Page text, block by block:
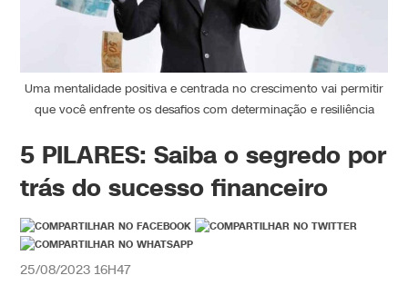
Uma mentalidade positiva e centrada no crescimento vai permitir
que você enfrente os desafios com determinação e resiliência
5 PILARES: Saiba o segredo por
trás do sucesso financeiro
25/08/2023 16H47